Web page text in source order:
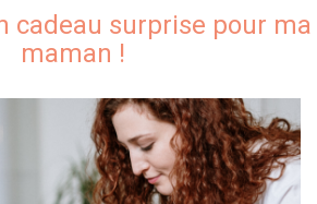
cadeau surprise pour ma
maman !